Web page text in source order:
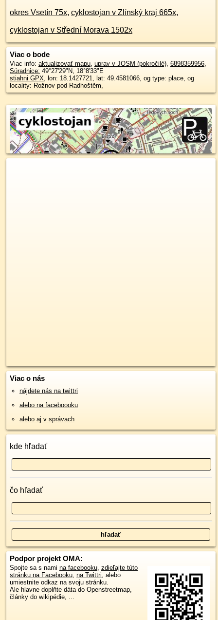
okres Vsetín 75x, cyklostojan v Zlínský kraj 665x,
cyklostojan v Střední Morava 1502x
Viac o bode
Viac info: aktualizovať mapu, uprav v JOSM (pokročilé), 6898359956,
Súradnice: 49°27'29"N, 18°8'33"E
stiahni GPX, lon: 18.1427721, lat: 49.4581066, og type: place, og
locality: Rožnov pod Radhoštěm,
Viac o nás
nájdete nás na twittri
alebo na faceboooku
alebo aj v správach
kde hľadať
čo hľadať
Podpor projekt OMA:
Spojte sa s nami na facebooku, zdieľajte túto
stránku na Facebooku, na Twittri, alebo
umiestnite odkaz na svoju stránku.
Ale hlavne doplňte dáta do Openstreetmap,
články do wikipédie, ...